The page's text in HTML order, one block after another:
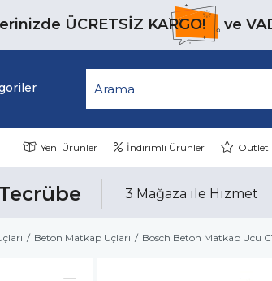
ÜCRETSİZ KARGO! ve
Yeni Ürünler İndirimli Ürünler Outlet
3 Mağaza ile Hizmet
Beton Matkap Uçları Bosch Beton Matkap Ucu